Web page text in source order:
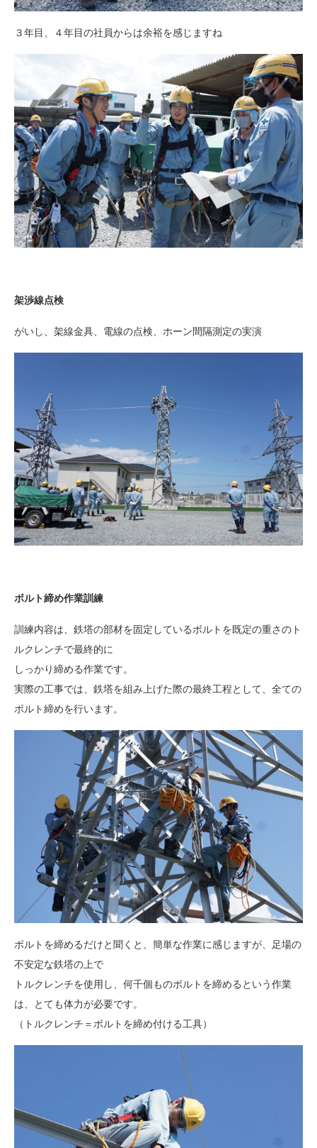
３年目、４年目の社員からは余裕を感じますね
架渉線点検
がいし、架線金具、電線の点検、ホーン間隔測定の実演
ボルト締め作業訓練
訓練内容は、鉄塔の部材を固定しているボルトを既定の重さのト
ルクレンチで最終的に
しっかり締める作業です。
実際の工事では、鉄塔を組み上げた際の最終工程として、全ての
ボルト締めを行います。
ボルトを締めるだけと聞くと、簡単な作業に感じますが、足場の
不安定な鉄塔の上で
トルクレンチを使用し、何千個ものボルトを締めるという作業
は、とても体力が必要です。
（トルクレンチ＝ボルトを締め付ける工具）